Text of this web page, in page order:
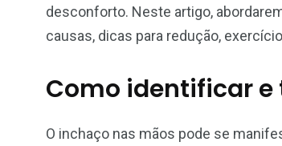
desconforto. Neste artigo,
causas, dicas para redução,
Como identificar
O inchaço nas mãos pode se